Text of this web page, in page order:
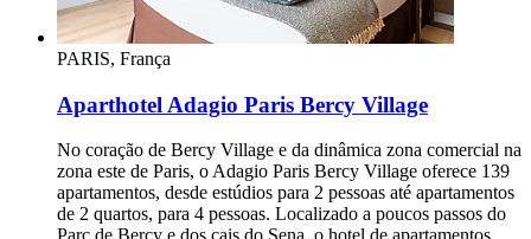
PARIS, França
Aparthotel Adagio Paris Bercy Village
No coração de Bercy Village e da dinâmica zona comercial na
zona este de Paris, o Adagio Paris Bercy Village oferece 139
apartamentos, desde estúdios para 2 pessoas até apartamentos
de 2 quartos, para 4 pessoas. Localizado a poucos passos do